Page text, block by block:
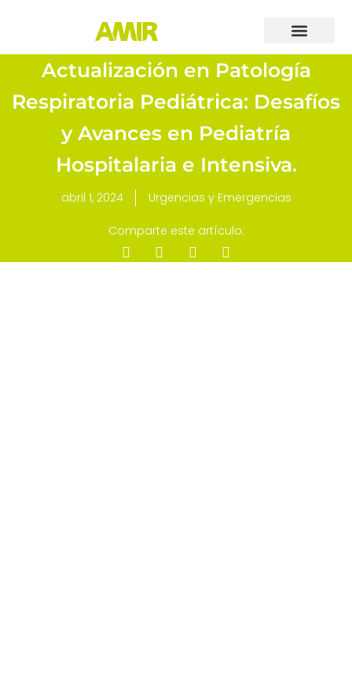
Actualización en Patología
Respiratoria Pediátrica: Desafíos
y Avances en Pediatría
Hospitalaria e Intensiva.
abril 1, 2024 Urgencias y Emergencias
Comparte este artículo: